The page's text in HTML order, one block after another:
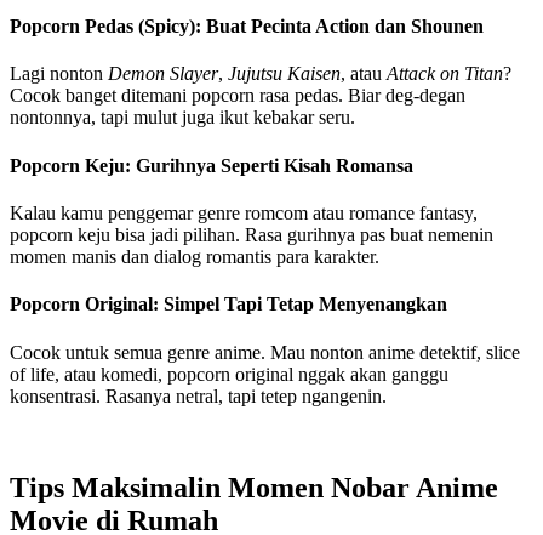
Popcorn Pedas (Spicy): Buat Pecinta Action dan Shounen
Lagi nonton Demon Slayer, Jujutsu Kaisen, atauAttack on Titan?
Cocok banget ditemani popcorn rasa pedas. Biar deg-degan
nontonnya, tapi mulut juga ikut kebakar seru.
Popcorn Keju: Gurihnya Seperti Kisah Romansa
Kalau kamu penggemar genre romcom atau romance fantasy,
popcorn keju bisa jadi pilihan. Rasa gurihnya pas buat nemenin
momen manis dan dialog romantis para karakter.
Popcorn Original: Simpel Tapi Tetap Menyenangkan
Cocok untuk semua genre anime. Mau nonton anime detektif, slice
of life, atau komedi, popcorn original nggak akan ganggu
konsentrasi. Rasanya netral, tapi tetep ngangenin.
Tips Maksimalin Momen Nobar Anime
Movie di Rumah